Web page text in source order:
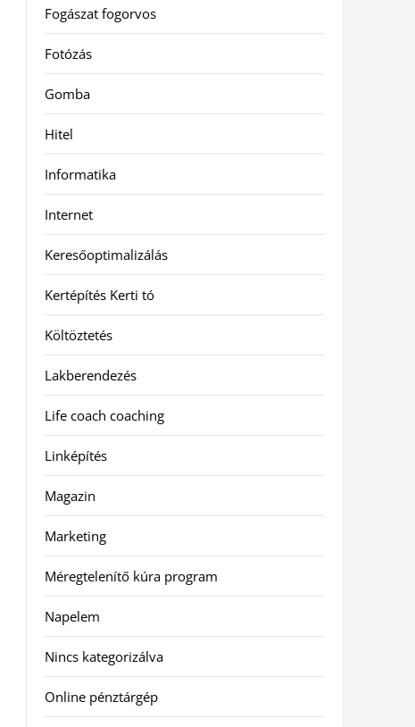
Fogászat fogorvos
Fotózás
Gomba
Hitel
Informatika
Internet
Keresőoptimalizálás
Kertépítés Kerti tó
Költöztetés
Lakberendezés
Life coach coaching
Linképítés
Magazin
Marketing
Méregtelenítő kúra program
Napelem
Nincs kategorizálva
Online pénztárgép